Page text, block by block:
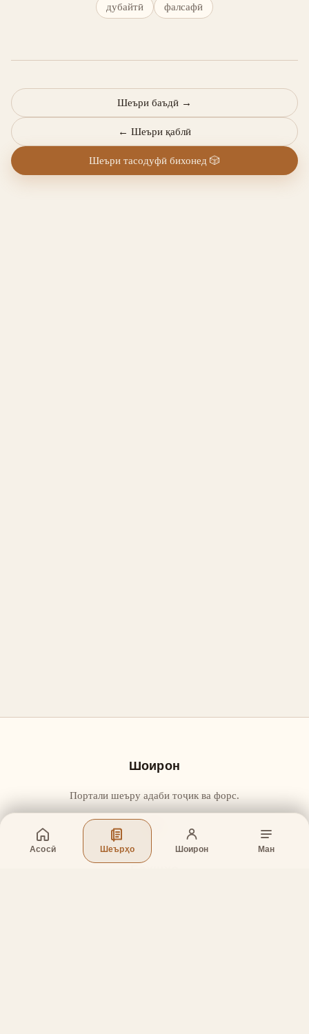
Асосӣ Шеърҳо Шоирон Ман
дубайтӣ фалсафӣ
← Шеъри қаблӣ
Шеъри баъдӣ →
Шеъри тасодуфӣ бихонед 🎲
Шоирон
Портали шеъру адаби тоҷик ва форс.